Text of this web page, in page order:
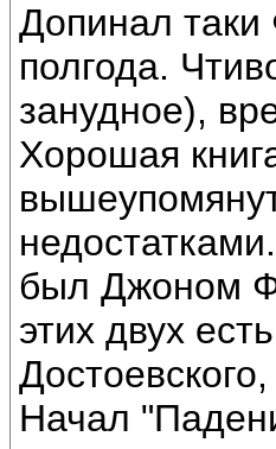
Допинал таки
полгода.
занудное),
Хорошая
был Джоном
этих двух
Начал